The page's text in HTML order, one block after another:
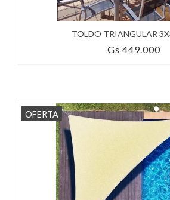
TOLDO TRIANGULAR
Gs 449.000
OFERTA